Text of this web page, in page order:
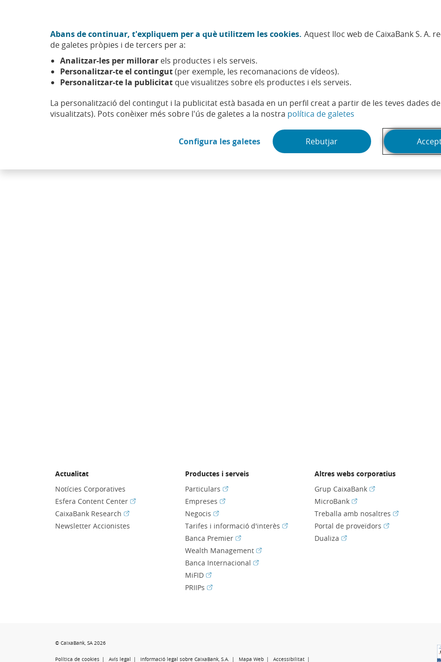
Abans de continuar, t'expliquem per a què utilitzem les cookies. Aquest lloc web de CaixaBank S. A.
de galetes pròpies i de tercers per a:
Analitzar-les per millorar els productes i els serveis.
Personalitzar-te el contingut(per exemple, les recomanacions de vídeos).
Personalitzar-te la publicitat que visualitzes sobre els productes i els serveis.
La personalització del contingut i la publicitat està basada en un perfil creat a partir de les teves dades
visualitzats). Pots conèixer més sobre l'ús de galetes a la nostra política de galetes
Configura les galetes(Obre en finestra nova)
Rebutjar
Sobre nosaltres Accionistes i inversors
Accionistes i inversors Informació general Pactes parasocials
Pactes parasocials
En l'actualitat la Societat no té coneixement de l'existència de Pactes parasocials.
Actualitat
Notícies Corporatives
Esfera Content Center (Obre en finestra nova)
CaixaBank Research (Obre en finestra nova)
Newsletter Accionistes
Productes i serveis
Particulars (Obre en finestra nova)
Empreses (Obre en finestra nova)
Negocis (Obre en finestra nova)
Tarifes i informació d'interès (Obre en finestra nova)
Banca Premier (Obre en finestra nova)
Wealth Management (Obre en finestra nova)
Banca Internacional (Obre en finestra nova)
MiFID (Obre en finestra nova)
PRIIPs (Obre en finestra nova)
Altres webs corporatius
Grup CaixaBank(Obre en finestra nova)
MicroBank(Obre en finestra nova)
Treballa amb nosaltres(Obre en
Portal de proveïdors(Obre en finestra
Dualiza(Obre en finestra nova)
© CaixaBank, SA 2026
Política de cookies Avís legal Informació legal sobre CaixaBank, S.A. Mapa Web Accessibilitat